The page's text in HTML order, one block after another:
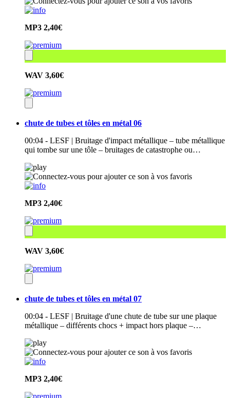
MP3 2,40€
WAV 3,60€
chute de tubes et tôles en métal 06
00:04 - LESF | Bruitage d'impact métallique – tube métallique
qui tombe sur une tôle – bruitages de catastrophe ou…
MP3 2,40€
WAV 3,60€
chute de tubes et tôles en métal 07
00:04 - LESF | Bruitage d'une chute de tube sur une plaque
métallique – différents chocs + impact hors plaque –…
MP3 2,40€